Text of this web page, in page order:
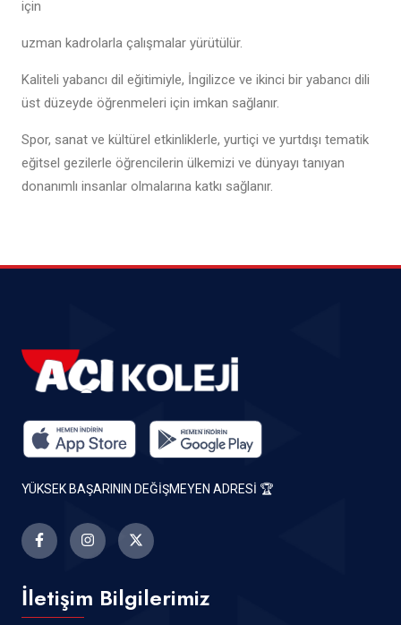
için
uzman kadrolarla çalışmalar yürütülür.
Kaliteli yabancı dil eğitimiyle, İngilizce ve ikinci bir yabancı dili
üst düzeyde öğrenmeleri için imkan sağlanır.
Spor, sanat ve kültürel etkinliklerle, yurtiçi ve yurtdışı tematik
eğitsel gezilerle öğrencilerin ülkemizi ve dünyayı tanıyan
donanımlı insanlar olmalarına katkı sağlanır.
YÜKSEK BAŞARININ DEĞİŞMEYEN ADRESİ 🏆
İletişim Bilgilerimiz